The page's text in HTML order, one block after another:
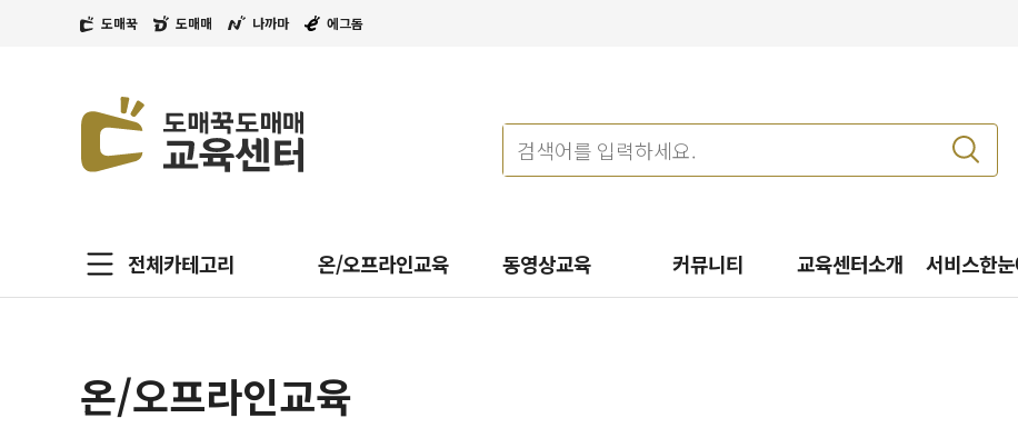
도매꾹 도매매 나까마 에그돔
전체카테고리 온/오프라인교육 동영상교육 커뮤니티 교육센터소개 서비스한
온/오프라인교육